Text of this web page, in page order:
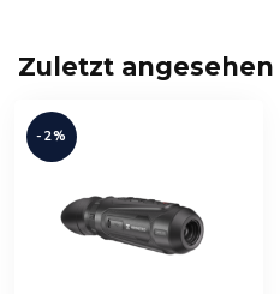
Zuletzt angesehen
-2%